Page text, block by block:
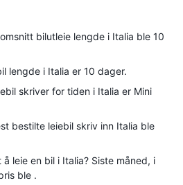
bilutleie lengde i Italia ble 10
lengde i Italia er 10 dager.
skriver for tiden i Italia er Mini
bestilte leiebil skriv inn Italia ble
leie en bil i Italia? Siste måned, i
ble .